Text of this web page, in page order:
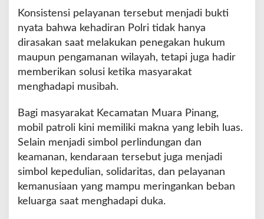
n
u
s
a
n
Konsistensi pelayanan tersebut menjadi bukti
nyata bahwa kehadiran Polri tidak hanya
dirasakan saat melakukan penegakan hukum
maupun pengamanan wilayah, tetapi juga hadir
memberikan solusi ketika masyarakat
menghadapi musibah.
Bagi masyarakat Kecamatan Muara Pinang,
mobil patroli kini memiliki makna yang lebih luas.
Selain menjadi simbol perlindungan dan
keamanan, kendaraan tersebut juga menjadi
simbol kepedulian, solidaritas, dan pelayanan
kemanusiaan yang mampu meringankan beban
keluarga saat menghadapi duka.